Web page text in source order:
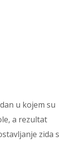
u kojem su
a rezultat
zida s